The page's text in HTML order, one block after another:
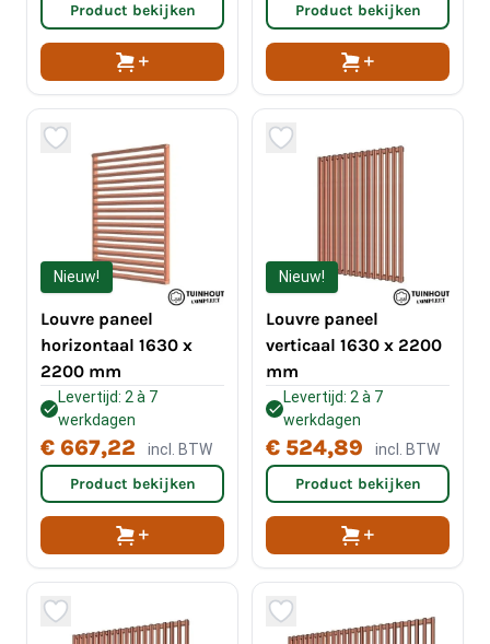
Product bekijken Product bekijken
Nieuw!
Louvre paneel
horizontaal 1630 x
2200 mm
Levertijd: 2 à 7
werkdagen
€ 667,22 incl. BTW
Product bekijken
Nieuw!
Louvre paneel
verticaal 1630 x 2200
mm
Levertijd: 2 à 7
werkdagen
€ 524,89 incl. BTW
Product bekijken